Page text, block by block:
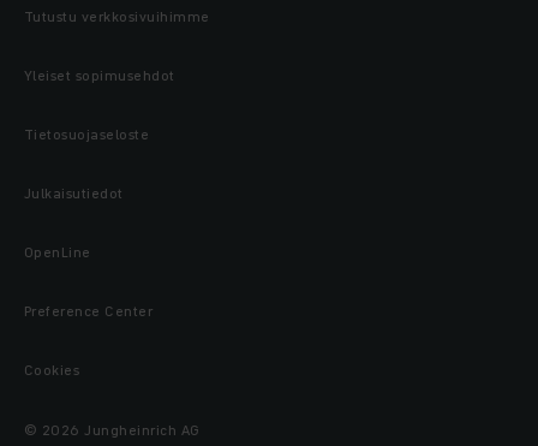
Tutustu verkkosivuihimme
Yleiset sopimusehdot
Tietosuojaseloste
Julkaisutiedot
OpenLine
Preference Center
Cookies
© 2026 Jungheinrich AG